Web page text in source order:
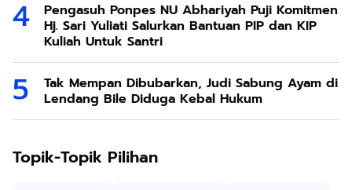
Pengasuh Ponpes NU Abhariyah Puji Komitmen
Hj. Sari Yuliati Salurkan Bantuan PIP dan KIP
Kuliah Untuk Santri
Tak Mempan Dibubarkan, Judi Sabung Ayam di
Lendang Bile Diduga Kebal Hukum
Topik-Topik Pilihan